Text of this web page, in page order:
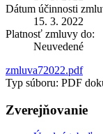
Dátum účinnosti
15. 3. 2022
Platnosť zmluvy do:
Neuvedené
zmluva72022.pdf
Typ súboru: PDF
Zverejňovanie